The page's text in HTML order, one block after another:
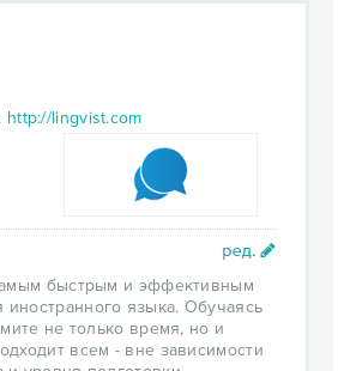
http://lingvist.com
быстрым и эффективным
иностранного языка. Обучаясь
не только время, но и
всем - вне зависимости